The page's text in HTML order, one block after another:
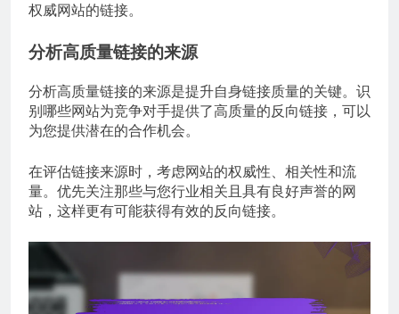
权威网站的链接。
分析高质量链接的来源
分析高质量链接的来源是提升自身链接质量的关键。识
别哪些网站为竞争对手提供了高质量的反向链接，可以
为您提供潜在的合作机会。
在评估链接来源时，考虑网站的权威性、相关性和流
量。优先关注那些与您行业相关且具有良好声誉的网
站，这样更有可能获得有效的反向链接。